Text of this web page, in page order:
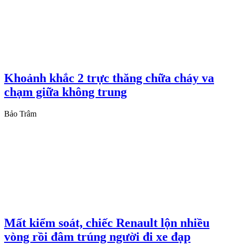
Khoảnh khắc 2 trực thăng chữa cháy va
chạm giữa không trung
Bảo Trâm
Mất kiểm soát, chiếc Renault lộn nhiều
vòng rồi đâm trúng người đi xe đạp